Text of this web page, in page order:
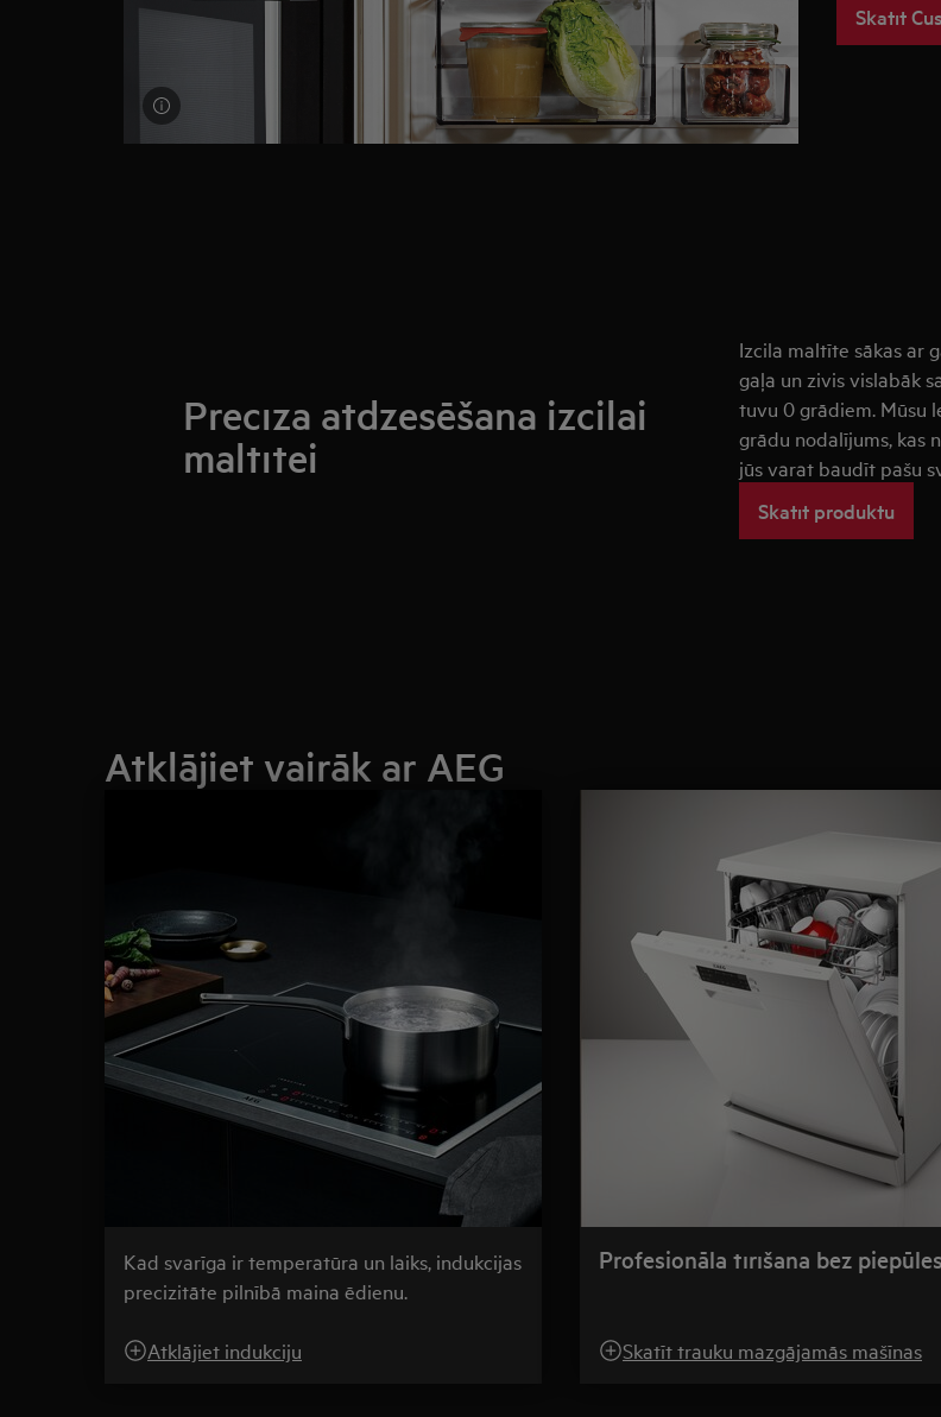
Skatīt
Precīza atdzesēšana izcilai
maltītei
Izcila maltīte sākas ar
gaļa un zivis vislabāk
tuvu 0 grādiem. Mūsu
grādu nodalījums, kas
jūs varat baudīt pašu
Skatīt produktu
Atklājiet vairāk ar AEG
Kad svarīga ir temperatūra un laiks, indukcijas
precizitāte pilnībā maina ēdienu.
Atklājiet indukciju
Profesionāla tīrīšana bez piepūles
Skatīt trauku mazgājamās mašīnas